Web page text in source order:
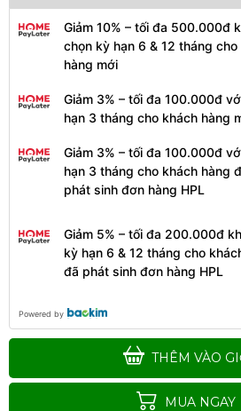
Giảm 10% – tối đa 500.000đ
chọn kỳ hạn 6 & 12 tháng cho
hàng mới
Giảm 3% – tối đa 100.000đ
hạn 3 tháng cho khách hàng
Giảm 3% – tối đa 100.000đ
hạn 3 tháng cho khách hàng
phát sinh đơn hàng HPL
Giảm 5% – tối đa 200.000đ
kỳ hạn 6 & 12 tháng cho
đã phát sinh đơn hàng HPL
Powered by
THÊM VÀO
MUA NGAY